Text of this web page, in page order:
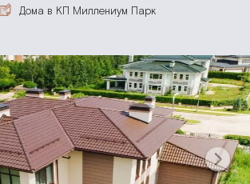
Дома в КП Миллениум Парк